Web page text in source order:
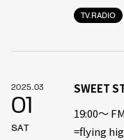
TV.RADIO
2025.03
01
SAT
SWEET
19:00〜
=flying